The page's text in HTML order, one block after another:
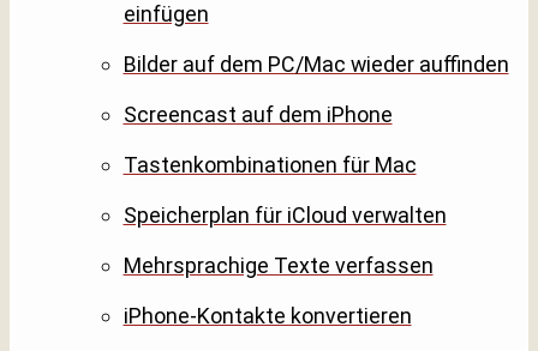
einfügen
Bilder auf dem PC/Mac wieder auffinden
Screencast auf dem iPhone
Tastenkombinationen für Mac
Speicherplan für iCloud verwalten
Mehrsprachige Texte verfassen
iPhone-Kontakte konvertieren